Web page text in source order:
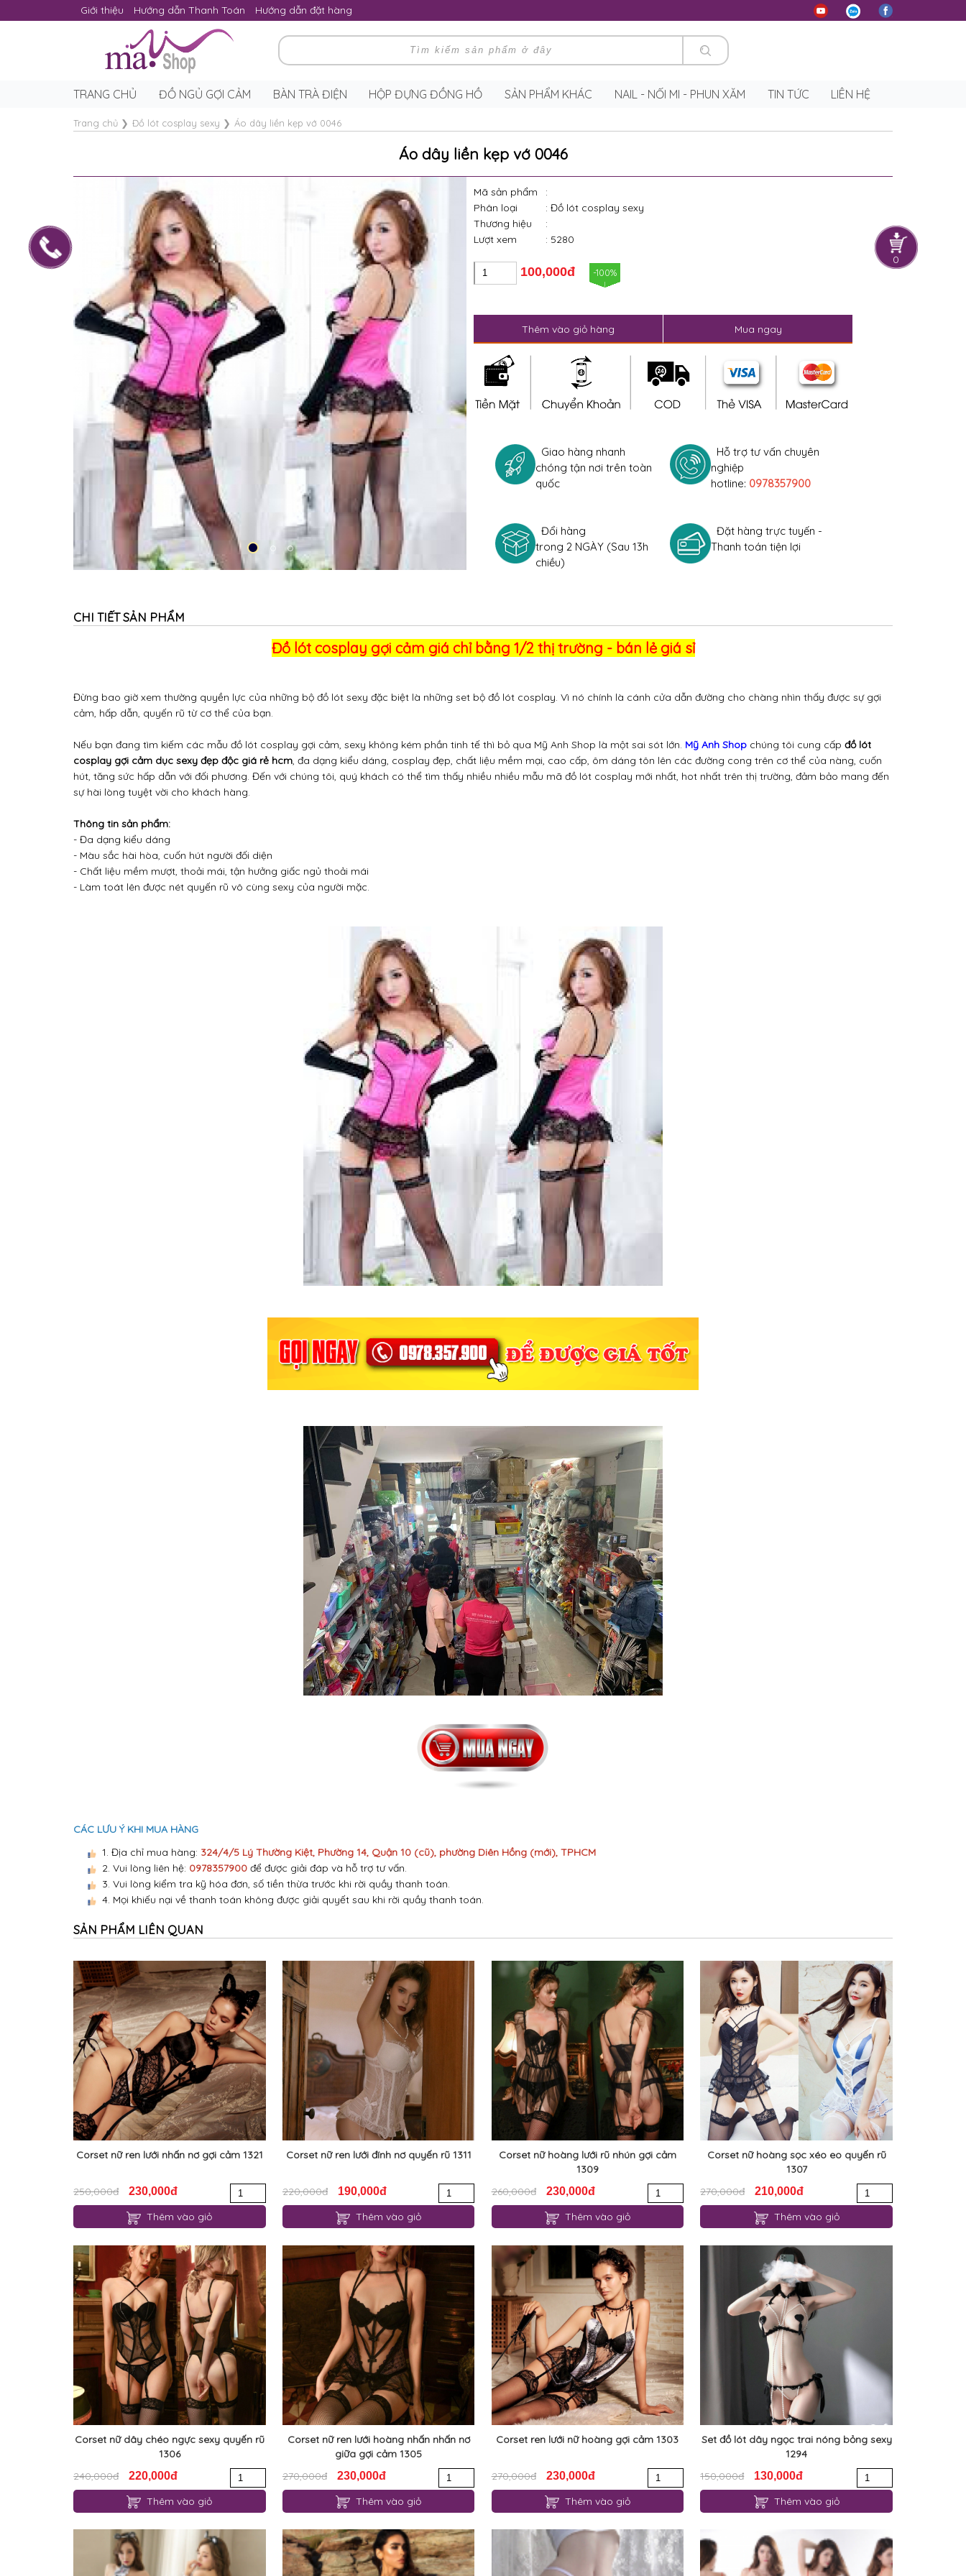
Giới thiệu Hướng dẫn Thanh Toán Hướng dẫn đặt hàng
0
TRANG CHỦ ĐỒ NGỦ GỢI CẢM BÀN TRÀ ĐIỆN HỘP ĐỰNG ĐỒNG HỒ SẢN PHẨM KHÁC NAIL - NỐI MI - PHUN XĂM TIN TỨC LIÊN HỆ
Trang chủ ❯ Đồ lót cosplay sexy ❯ Áo dây liền kẹp vớ 0046
Áo dây liền kẹp vớ 0046
Mã sản phẩm
:
Phân loại
: Đồ lót cosplay sexy
Thương hiệu
:
Lượt xem
: 5280
100,000đ -100%
Thêm vào giỏ hàng Mua ngay
Giao hàng nhanh
chóng tận nơi trên toàn
quốc
Hỗ trợ tư vấn chuyên
nghiệp
hotline: 0978357900
Đổi hàng
trong 2 NGÀY (Sau 13h
chiều)
Đặt hàng trực tuyến -
Thanh toán tiện lợi
CHI TIẾT SẢN PHẨM
Đồ lót cosplay gợi cảm giá chỉ bằng 1/2 thị trường - bán lẻ giá sỉ
Đừng bao giờ xem thường quyền lực của những bộ đồ lót sexy đặc biệt là những set bộ đồ lót cosplay. Vì nó chính là cánh cửa dẫn đường cho chàng nhìn thấy được sự gợi
cảm, hấp dẫn, quyến rũ từ cơ thể của bạn.
Nếu bạn đang tìm kiếm các mẫu đồ lót cosplay gợi cảm, sexy không kém phần tinh tế thì bỏ qua Mỹ Anh Shop là một sai sót lớn. Mỹ Anh Shop chúng tôi cung cấp đồ lót
cosplay gợi cảm dục sexy đẹp độc giá rẻ hcm, đa dạng kiểu dáng, cosplay đẹp, chất liệu mềm mại, cao cấp, ôm dáng tôn lên các đường cong trên cơ thể của nàng, cuốn
hút, tăng sức hấp dẫn với đối phương. Đến với chúng tôi, quý khách có thể tìm thấy nhiều nhiều mẫu mã đồ lót cosplay mới nhất, hot nhất trên thị trường, đảm bảo mang đến
sự hài lòng tuyệt vời cho khách hàng.
Thông tin sản phẩm:
- Đa dạng kiểu dáng
- Màu sắc hài hòa, cuốn hút người đối diện
- Chất liệu mềm mượt, thoải mái, tận hưởng giấc ngủ thoải mái
- Làm toát lên được nét quyến rũ vô cùng sexy của người mặc.
CÁC LƯU Ý KHI MUA HÀNG
1. Địa chỉ mua hàng: 324/4/5 Lý Thường Kiệt, Phường 14, Quận 10 (cũ), phường Diên Hồng (mới), TPHCM
2. Vui lòng liên hệ: 0978357900 để được giải đáp và hỗ trợ tư vấn.
3. Vui lòng kiểm tra kỹ hóa đơn, số tiền thừa trước khi rời quầy thanh toán.
4. Mọi khiếu nại về thanh toán không được giải quyết sau khi rời quầy thanh toán.
SẢN PHẨM LIÊN QUAN
Corset nữ ren lưới nhấn nơ gợi cảm 1321
250,000đ 230,000đ
Thêm vào giỏ
Corset nữ ren lưới đính nơ quyến rũ 1311
220,000đ 190,000đ
Thêm vào giỏ
Corset nữ hoàng lưới rũ nhún gợi cảm
1309
260,000đ
230,000đ
Thêm vào giỏ
Corset nữ hoàng sọc xéo eo quyến rũ
1307
270,000đ
210,000đ
Thêm vào giỏ
Corset nữ dây chéo ngực sexy quyến rũ
1306
240,000đ
220,000đ
Thêm vào giỏ
Corset nữ ren lưới hoàng nhấn nhấn nơ
giữa gợi cảm 1305
270,000đ
230,000đ
Thêm vào giỏ
Corset ren lưới nữ hoàng gợi cảm 1303
270,000đ 230,000đ
Thêm vào giỏ
Set đồ lót dây ngọc trai nóng bỏng sexy
1294
150,000đ
130,000đ
Thêm vào giỏ